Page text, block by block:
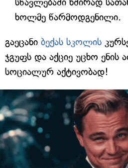
ხოლმე წარმოდგენილი.
გაეცანი ბექას სკოლის
ჯგუფს და აქციე უცხო ენის
სოციალურ აქტივობად!